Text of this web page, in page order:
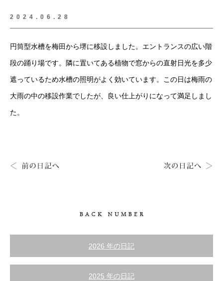
2024.06.28
円筒型水槽を梅田から堺に移設しました。エントランスの広い階
段の踊り場です。隣に置いてある植物で窓からの直射日光を多少
遮っているため水槽の照明がよく効いています。この日は梅雨の
大雨の中の移設作業でしたが、良い仕上がりになって満足しまし
た。
2026 年の日記
2025 年の日記